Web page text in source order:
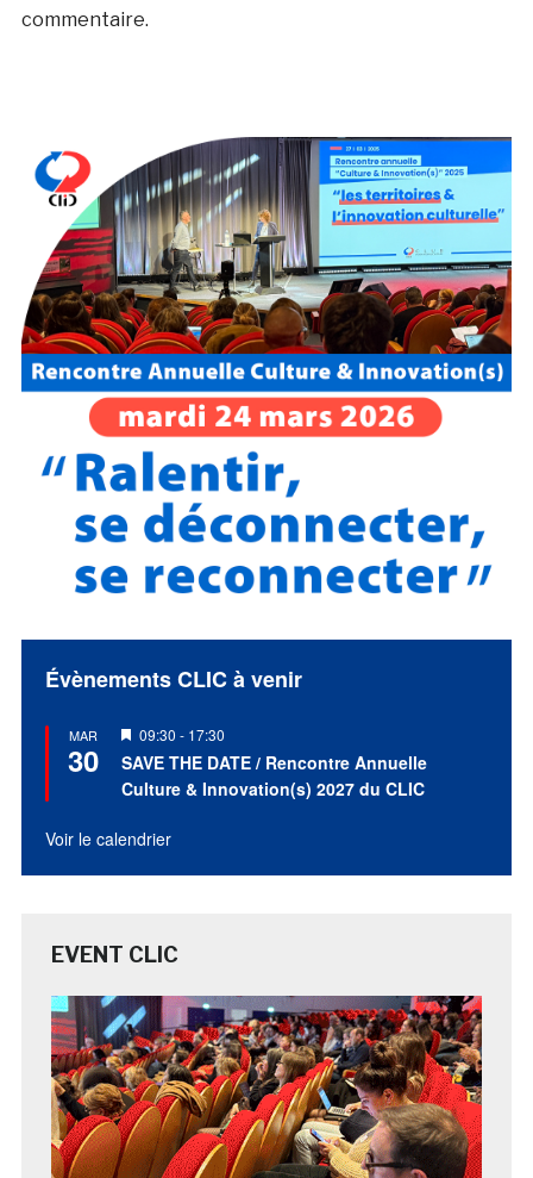
commentaire.
Évènements CLIC à venir
MAR
30
Mis
en
avant
09:30 - 17:30
SAVE THE DATE / Rencontre Annuelle
Culture & Innovation(s) 2027 du CLIC
Voir le calendrier
EVENT CLIC